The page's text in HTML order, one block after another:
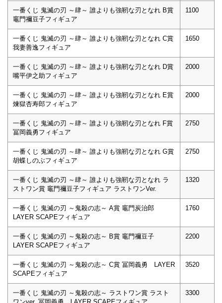
一番くじ 鬼滅の刃 ～肆～ 誰よりも強靭な刃となれ B賞
竈門禰豆子フィギュア
1100
一番くじ 鬼滅の刃 ～肆～ 誰よりも強靭な刃となれ C賞
我妻善逸フィギュア
1650
一番くじ 鬼滅の刃 ～肆～ 誰よりも強靭な刃となれ D賞
嘴平伊之助フィギュア
2000
一番くじ 鬼滅の刃 ～肆～ 誰よりも強靭な刃となれ E賞
煉獄杏寿郎フィギュア
2000
一番くじ 鬼滅の刃 ～肆～ 誰よりも強靭な刃となれ F賞
冨岡義勇フィギュア
2750
一番くじ 鬼滅の刃 ～肆～ 誰よりも強靭な刃となれ G賞
胡蝶しのぶフィギュア
2750
一番くじ 鬼滅の刃 ～肆～ 誰よりも強靭な刃となれ ラ
ストワン賞 竈門禰豆子フィギュア ラストワンVer.
1320
一番くじ 鬼滅の刃 ～鬼殺の志～ A賞 竈門炭治郎
LAYER SCAPEフィギュア
1760
一番くじ 鬼滅の刃 ～鬼殺の志～ B賞 竈門禰豆子
LAYER SCAPEフィギュア
2200
一番くじ 鬼滅の刃 ～鬼殺の志～ C賞 冨岡義勇 LAYER
SCAPEフィギュア
3520
一番くじ 鬼滅の刃 ～鬼殺の志～ ラストワン賞 ラスト
3300